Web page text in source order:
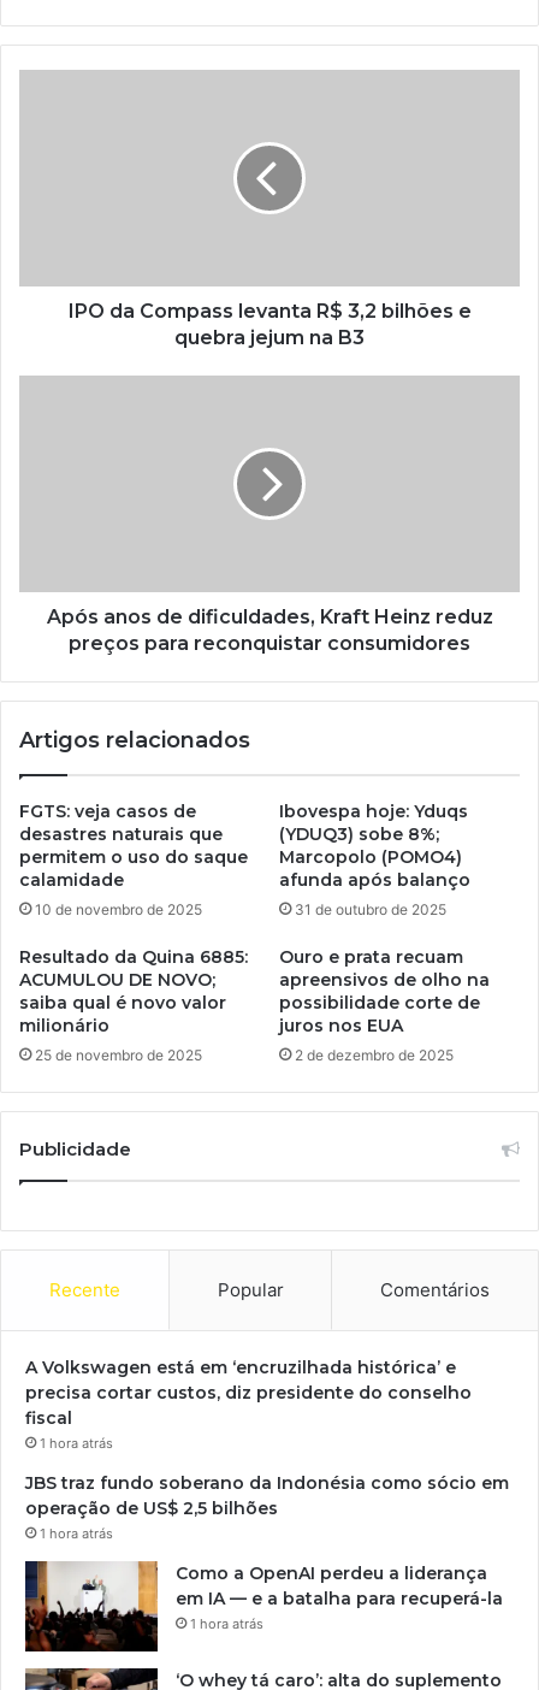
IPO da Compass levanta R$ 3,2 bilhões e
quebra jejum na B3
Após anos de dificuldades, Kraft Heinz reduz
preços para reconquistar consumidores
Artigos relacionados
FGTS: veja casos de
desastres naturais que
permitem o uso do saque
calamidade
10 de novembro de 2025
Ibovespa hoje: Yduqs
(YDUQ3) sobe 8%;
Marcopolo (POMO4)
afunda após balanço
31 de outubro de 2025
Resultado da Quina 6885:
ACUMULOU DE NOVO;
saiba qual é novo valor
milionário
25 de novembro de 2025
Ouro e prata recuam
apreensivos de olho na
possibilidade corte de
juros nos EUA
2 de dezembro de 2025
Publicidade
Recente Popular Comentários
A Volkswagen está em ‘encruzilhada histórica’ e
precisa cortar custos, diz presidente do conselho
fiscal
1 hora atrás
JBS traz fundo soberano da Indonésia como sócio em
operação de US$ 2,5 bilhões
1 hora atrás
Como a OpenAI perdeu a liderança
em IA — e a batalha para recuperá-la
1 hora atrás
‘O whey tá caro’: alta do suplemento